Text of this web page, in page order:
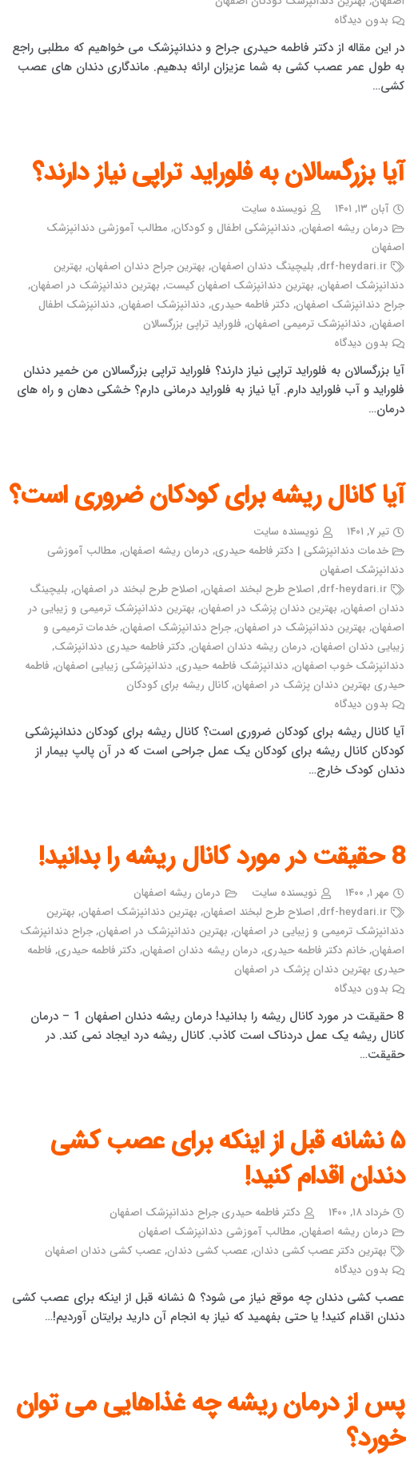
بدون دیدگاه
در این مقاله از دکتر فاطمه حیدری جراح و دندانپزشک می خواهیم که مطلبی راجع
به طول عمر عصب کشی به شما عزیزان ارائه بدهیم. ماندگاری دندان های عصب
کشی…
آیا بزرگسالان به فلوراید تراپی نیاز دارند؟
آبان ۱۳, ۱۴۰۱
نویسنده سایت
درمان ریشه اصفهان, دندانپزشکی اطفال و کودکان, مطالب آموزشی دندانپزشک
اصفهان
drf-heydari.ir
, بلیچینگ دندان اصفهان, بهترین جراح دندان اصفهان, بهترین
دندانپزشک اصفهان, بهترین دندانپزشک اصفهان کیست, بهترین دندانپزشک در اصفهان,
جراح دندانپزشک اصفهان, دکتر فاطمه حیدری, دندانپزشک اصفهان, دندانپزشک اطفال
اصفهان, دندانپزشک ترمیمی اصفهان, فلوراید تراپی بزرگسالان
بدون دیدگاه
آیا بزرگسالان به فلوراید تراپی نیاز دارند؟ فلوراید تراپی بزرگسالان من خمیر دندان
فلوراید و آب فلوراید دارم. آیا نیاز به فلوراید درمانی دارم؟ خشکی دهان و راه های
درمان…
آیا کانال ریشه برای کودکان ضروری است؟
تیر ۷, ۱۴۰۱
نویسنده سایت
خدمات دندانپزشکی | دکتر فاطمه حیدری, درمان ریشه اصفهان, مطالب آموزشی
دندانپزشک اصفهان
drf-heydari.ir
, اصلاح طرح لبخند اصفهان, اصلاح طرح لبخند در اصفهان, بلیچینگ
دندان اصفهان, بهترین دندان پزشک در اصفهان, بهترین دندانپزشک ترمیمی و زیبایی در
اصفهان, بهترین دندانپزشک در اصفهان,جراح دندانپزشک اصفهان,خدمات ترمیمی و
زیبایی دندان اصفهان, درمان ریشه دندان اصفهان, دکتر فاطمه حیدری دندانپزشک,
دندانپزشک خوب اصفهان, دندانپزشک فاطمه حیدری, دندانپزشکی زیبایی اصفهان, فاطمه
حیدری بهترین دندان پزشک در اصفهان,کانال ریشه برای کودکان
بدون دیدگاه
آیا کانال ریشه برای کودکان ضروری است؟ کانال ریشه برای کودکان دندانپزشکی
کودکان کانال ریشه برای کودکان یک عمل جراحی است که در آن پالپ بیمار از
دندان کودک خارج…
8 حقیقت در مورد کانال ریشه را بدانید!
مهر ۱, ۱۴۰۰ نویسنده سایت
درمان ریشه اصفهان
drf-heydari.ir
, اصلاح طرح لبخند اصفهان, بهترین دندانپزشک اصفهان, بهترین
دندانپزشک ترمیمی و زیبایی در اصفهان, بهترین دندانپزشک در اصفهان,جراح دندانپزشک
اصفهان,خانم دکتر فاطمه حیدری, درمان ریشه دندان اصفهان, دکتر فاطمه حیدری, فاطمه
حیدری بهترین دندان پزشک در اصفهان
بدون دیدگاه
8 حقیقت در مورد کانال ریشه را بدانید! درمان ریشه دندان اصفهان 1 – درمان
کانال ریشه یک عمل دردناک است کاذب. کانال ریشه درد ایجاد نمی کند. در
حقیقت…
۵ نشانه قبل از اینکه برای عصب کشی
دندان اقدام کنید!
خرداد ۱۸, ۱۴۰۰
دکتر فاطمه حیدری جراح دندانپزشک اصفهان
درمان ریشه اصفهان, مطالب آموزشی دندانپزشک اصفهان
بهترین دکتر عصب کشی دندان,عصب کشی دندان,عصب کشی دندان اصفهان
بدون دیدگاه
عصب کشی دندان چه موقع نیاز می شود؟ ۵ نشانه قبل از اینکه برای عصب کشی
دندان اقدام کنید! یا حتی بفهمید که نیاز به انجام آن دارید برایتان آوردیم!…
پس از درمان ریشه چه غذاهایی می توان
خورد؟